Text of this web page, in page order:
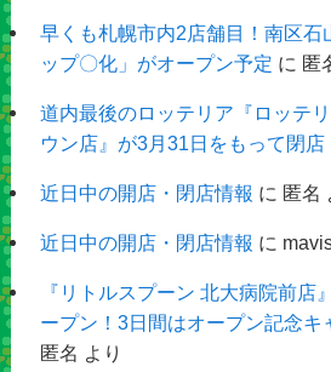
早くも札幌市内2店舗目！南区石
ップ〇化」がオープン予定 に 匿
道内最後のロッテリア『ロッテ
ウン店』が3月31日をもって閉店
近日中の開店・閉店情報 に 匿名
近日中の開店・閉店情報 に
『リトルスプーン 北大病院前店
ープン！3日間はオープン記念キ
匿名 より